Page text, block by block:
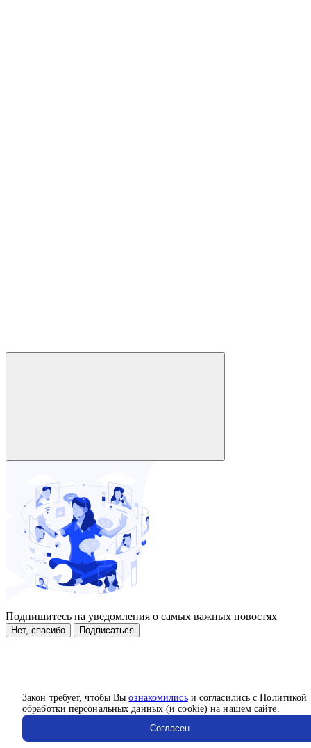
Закон требует, чтобы Выознакомилисьи согласились с Политикой
обработки персональных данных (и cookie) на нашем сайте.
Согласен
Подпишитесь на уведомления о самых важных новостях
Нет, спасибо Подписаться